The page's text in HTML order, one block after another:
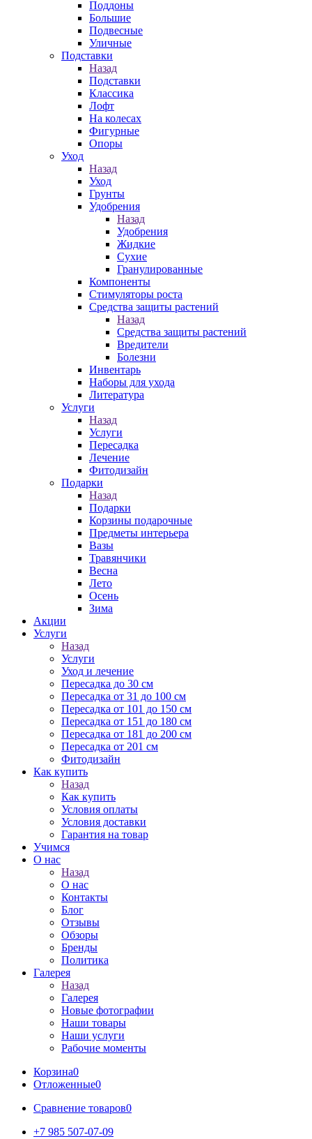
Поддоны
Большие
Подвесные
Уличные
Подставки
Назад
Подставки
Классика
Лофт
На колесах
Фигурные
Опоры
Уход
Назад
Уход
Грунты
Удобрения
Назад
Удобрения
Жидкие
Сухие
Гранулированные
Компоненты
Стимуляторы роста
Средства защиты растений
Назад
Средства защиты растений
Вредители
Болезни
Инвентарь
Наборы для ухода
Литература
Услуги
Назад
Услуги
Пересадка
Лечение
Фитодизайн
Подарки
Назад
Подарки
Корзины подарочные
Предметы интерьера
Вазы
Травянчики
Весна
Лето
Осень
Зима
Акции
Услуги
Назад
Услуги
Уход и лечение
Пересадка до 30 см
Пересадка от 31 до 100 см
Пересадка от 101 до 150 см
Пересадка от 151 до 180 см
Пересадка от 181 до 200 см
Пересадка от 201 см
Фитодизайн
Как купить
Назад
Как купить
Условия оплаты
Условия доставки
Гарантия на товар
Учимся
О нас
Назад
О нас
Контакты
Блог
Отзывы
Обзоры
Бренды
Политика
Галерея
Назад
Галерея
Новые фотографии
Наши товары
Наши услуги
Рабочие моменты
Корзина0
Отложенные0
Сравнение товаров0
+7 985 507-07-09